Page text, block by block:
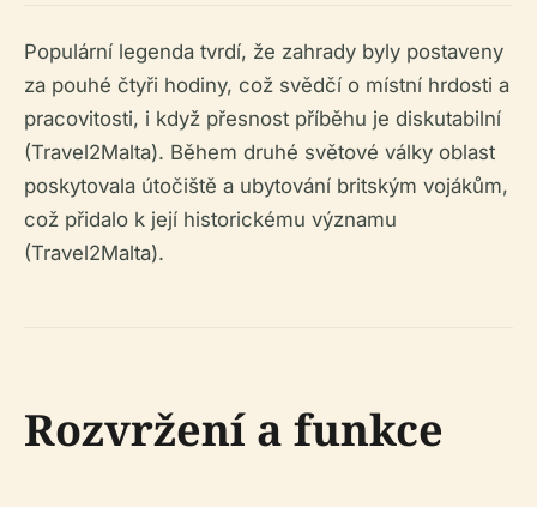
Populární legenda tvrdí, že zahrady byly postaveny
za pouhé čtyři hodiny, což svědčí o místní hrdosti a
pracovitosti, i když přesnost příběhu je diskutabilní
(Travel2Malta). Během druhé světové války oblast
poskytovala útočiště a ubytování britským vojákům,
což přidalo k její historickému významu
(Travel2Malta).
Rozvržení a funkce